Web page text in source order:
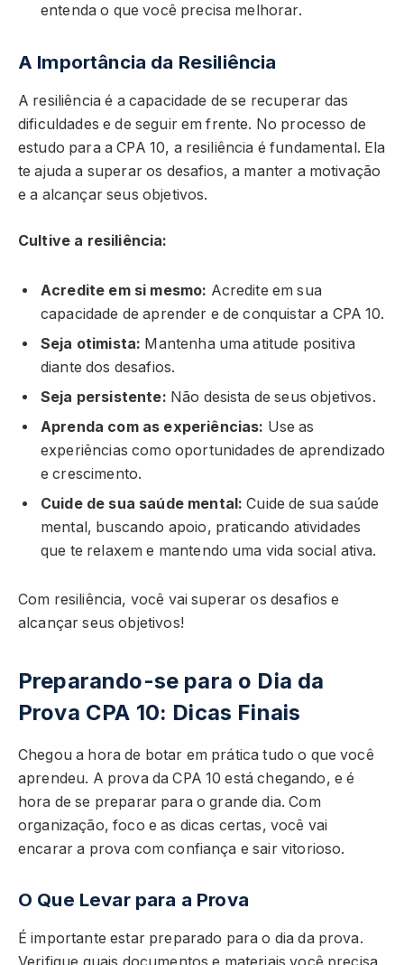
entenda o que você precisa melhorar.
A Importância da Resiliência
A resiliência é a capacidade de se recuperar das
dificuldades e de seguir em frente. No processo de
estudo para a CPA 10, a resiliência é fundamental. Ela
te ajuda a superar os desafios, a manter a motivação
e a alcançar seus objetivos.
Cultive a resiliência:
Acredite em si mesmo: Acredite em sua
capacidade de aprender e de conquistar a CPA 10.
Seja otimista: Mantenha uma atitude positiva
diante dos desafios.
Seja persistente: Não desista de seus objetivos.
Aprenda com as experiências: Use as
experiências como oportunidades de aprendizado
e crescimento.
Cuide de sua saúde mental: Cuide de sua saúde
mental, buscando apoio, praticando atividades
que te relaxem e mantendo uma vida social ativa.
Com resiliência, você vai superar os desafios e
alcançar seus objetivos!
Preparando-se para o Dia da
Prova CPA 10: Dicas Finais
Chegou a hora de botar em prática tudo o que você
aprendeu. A prova da CPA 10 está chegando, e é
hora de se preparar para o grande dia. Com
organização, foco e as dicas certas, você vai
encarar a prova com confiança e sair vitorioso.
O Que Levar para a Prova
É importante estar preparado para o dia da prova.